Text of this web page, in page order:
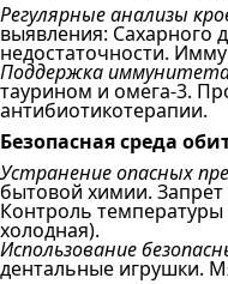
Регулярные анализы
выявления: Сахарного
недостаточности.
Поддержка
таурином и омега-3.
антибиотикотерапии.
Безопасная среда
Устранение опасных
бытовой химии.
Контроль
холодная).
Использование
дентальные игрушки.